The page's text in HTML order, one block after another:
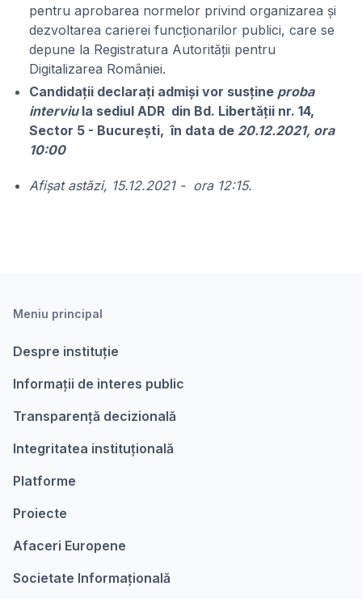
pentru aprobarea normelor privind organizarea și
dezvoltarea carierei funcționarilor publici, care se
depune la Registratura Autorității pentru
Digitalizarea României.
Candidații declarați admiși vor susţine proba
interviula sediul ADR din Bd. Libertății nr. 14,
Sector 5 - Bucureşti, în data de 20.12.2021, ora
10:00
Afişat astăzi, 15.12.2021 - ora 12:15.
Meniu principal
Despre instituție
Informații de interes public
Transparență decizională
Integritatea instituțională
Platforme
Proiecte
Afaceri Europene
Societate Informațională